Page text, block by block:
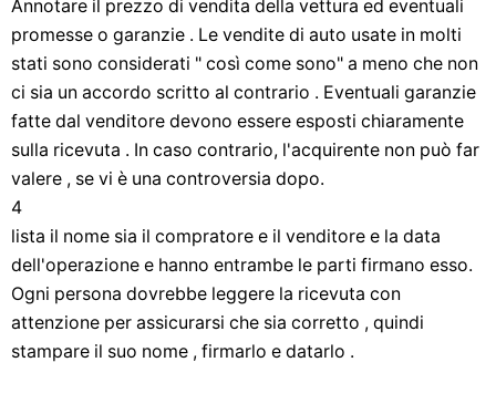
Annotare il prezzo di vendita della vettura ed eventuali
promesse o garanzie . Le vendite di auto usate in molti
stati sono considerati " così come sono" a meno che non
ci sia un accordo scritto al contrario . Eventuali garanzie
fatte dal venditore devono essere esposti chiaramente
sulla ricevuta . In caso contrario, l'acquirente non può far
valere , se vi è una controversia dopo.
4
lista il nome sia il compratore e il venditore e la data
dell'operazione e hanno entrambe le parti firmano esso.
Ogni persona dovrebbe leggere la ricevuta con
attenzione per assicurarsi che sia corretto , quindi
stampare il suo nome , firmarlo e datarlo .